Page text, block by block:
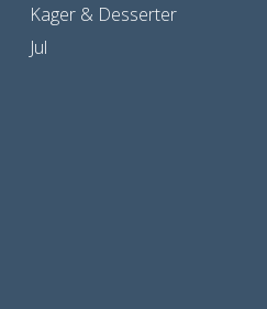
Kager & Desserter
Jul